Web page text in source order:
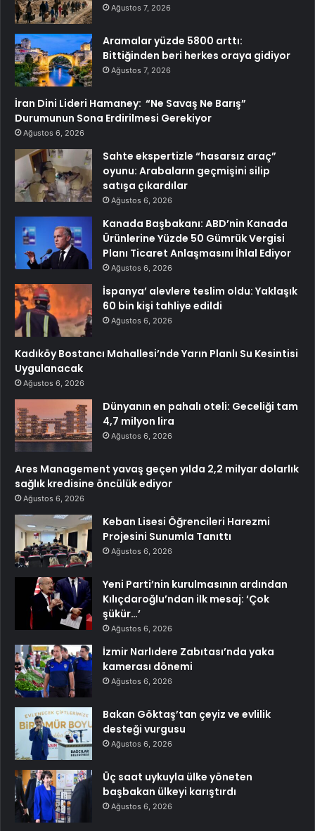
Ağustos 7, 2026
Aramalar yüzde 5800 arttı:
Bittiğinden beri herkes oraya gidiyor
Ağustos 7, 2026
İran Dini Lideri Hamaney: “Ne Savaş Ne Barış”
Durumunun Sona Erdirilmesi Gerekiyor
Ağustos 6, 2026
Sahte ekspertizle “hasarsız araç”
oyunu: Arabaların geçmişini silip
satışa çıkardılar
Ağustos 6, 2026
Kanada Başbakanı: ABD’nin Kanada
Ürünlerine Yüzde 50 Gümrük Vergisi
Planı Ticaret Anlaşmasını İhlal Ediyor
Ağustos 6, 2026
İspanya’ alevlere teslim oldu: Yaklaşık
60 bin kişi tahliye edildi
Ağustos 6, 2026
Kadıköy Bostancı Mahallesi’nde Yarın Planlı Su Kesintisi
Uygulanacak
Ağustos 6, 2026
Dünyanın en pahalı oteli: Geceliği tam
4,7 milyon lira
Ağustos 6, 2026
Ares Management yavaş geçen yılda 2,2 milyar dolarlık
sağlık kredisine öncülük ediyor
Ağustos 6, 2026
Keban Lisesi Öğrencileri Harezmi
Projesini Sunumla Tanıttı
Ağustos 6, 2026
Yeni Parti’nin kurulmasının ardından
Kılıçdaroğlu’ndan ilk mesaj: ‘Çok
şükür…’
Ağustos 6, 2026
İzmir Narlıdere Zabıtası’nda yaka
kamerası dönemi
Ağustos 6, 2026
Bakan Göktaş’tan çeyiz ve evlilik
desteği vurgusu
Ağustos 6, 2026
Üç saat uykuyla ülke yöneten
başbakan ülkeyi karıştırdı
Ağustos 6, 2026